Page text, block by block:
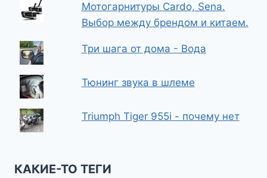
Мотогарнитуры Cardo, Sena.
Выбор между брендом и китаем.
Три шага от дома - Вода
Тюнинг звука в шлеме
Triumph Tiger 955i - почему нет
КАКИЕ-ТО ТЕГИ